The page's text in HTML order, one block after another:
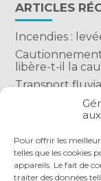
Pour offrir les
telles que les cookies
appareils. Le fait de
traiter des données
ARTICLES
Incendies :
libère-t-il la
Transport
financière
Succession :